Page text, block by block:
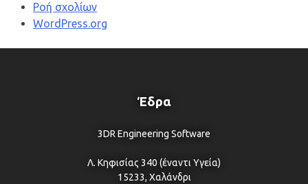
Ροή σχολίων
WordPress.org
Έδρα
3DR Engineering Software
Λ. Κηφισίας 340 (έναντι Υγεία)
15233, Χαλάνδρι